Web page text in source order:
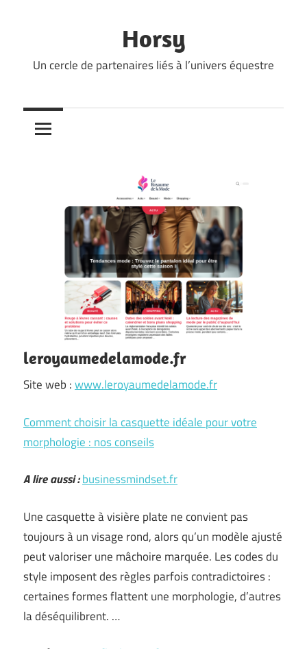
Horsy
Un cercle de partenaires liés à l’univers équestre
leroyaumedelamode.fr
Site web :www.leroyaumedelamode.fr
Comment choisir la casquette idéale pour votre
morphologie : nos conseils
A lire aussi :businessmindset.fr
Une casquette à visière plate ne convient pas
toujours à un visage rond, alors qu’un modèle ajusté
peut valoriser une mâchoire marquée. Les codes du
style imposent des règles parfois contradictoires :
certaines formes flattent une morphologie, d’autres
la déséquilibrent. …